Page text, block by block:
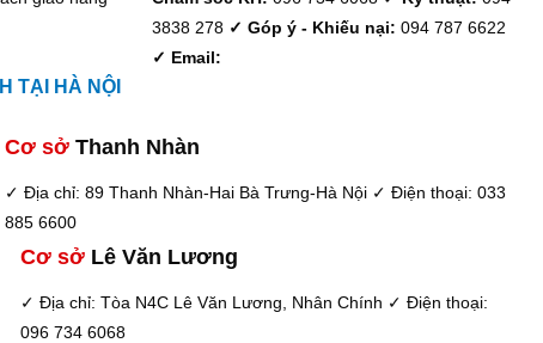
3838 278 ✓ Góp ý - Khiếu nại: 094 787 6622
✓ Email:
TẠI HÀ NỘI
Cơ sởThanh Nhàn
✓ Địa chỉ: 89 Thanh Nhàn-Hai Bà Trưng-Hà Nội ✓ Điện thoại: 033
885 6600
Cơ sở Lê Văn Lương
✓ Địa chỉ: Tòa N4C Lê Văn Lương, Nhân Chính ✓ Điện thoại:
096 734 6068